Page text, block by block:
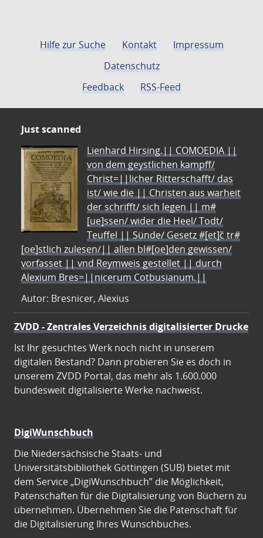
Hilfe zur Suche Kontakt
Impressum
Datenschutz
Feedback
RSS-Feed
Just scanned
Lienhard Hirsing.|| COMOEDIA ||
von dem geystlichen kampff/
Christ=||licher Ritterschafft/ das
ist/ wie die || Christen aus warheit
der schrifft/ sich legen || m#
[ue]ssen/ wider die Heel/ Todt/
Teuffel || Sünde/ Gesetz #[et]c̃ tr#
[oe]stlich zulesen/|| allen bl#[oe]den gewissen/
vorfasset || vnd Reymweis gestellet || durch
Alexium Bres=||nicerum Cotbusianum.||
Autor: Bresnicer, Alexius
ZVDD - Zentrales Verzeichnis digitalisierter Drucke
Ist Ihr gesuchtes Werk noch nicht in unserem
digitalen Bestand? Dann probieren Sie es doch in
unserem ZVDD Portal, das mehr als 1.600.000
bundesweit digitalisierte Werke nachweist.
DigiWunschbuch
Die Niedersächsische Staats- und
Universitätsbibliothek Göttingen (SUB) bietet mit
dem Service „DigiWunschbuch” die Möglichkeit,
Patenschaften für die Digitalisierung von Büchern zu
übernehmen. Übernehmen Sie die Patenschaft für
die Digitalisierung Ihres Wunschbuches.